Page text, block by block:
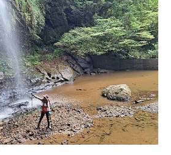
溪古道-溪和宮